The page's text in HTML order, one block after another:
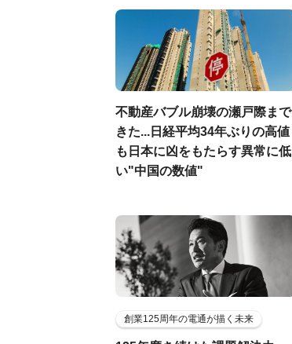
不動産バブル崩壊の瀬戸際まで
きた...日経平均34年ぶりの高値
も日本に凶をもたらす異常に低
い"中国の数値"
創業125周年の電通が描く未来